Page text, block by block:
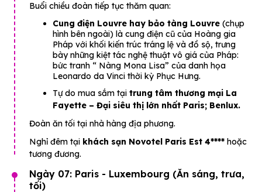
Buổi chiều đoàn tiếp tục thăm quan:
Cung điện Louvre hay bảo tàng Louvre (chụp
hình bên ngoài) là cung điện cũ của Hoàng gia
Pháp với khối kiến trúc tráng lệ và đồ sộ, trưng
bày những kiệt tác nghệ thuật vô giá của Pháp:
bức tranh “ Nàng Mona Lisa” của danh họa
Leonardo da Vinci thời kỳ Phục Hưng.
Tự do mua sắm tại trung tâm thương mại La
Fayette – Đại siêu thị lớn nhất Paris; Benlux.
Đoàn ăn tối tại nhà hàng địa phương.
Nghỉ đêm tại khách sạn Novotel Paris Est 4**** hoặc
tương đương.
Ngày 07: Paris - Luxembourg (Ăn sáng, trưa,
tối)